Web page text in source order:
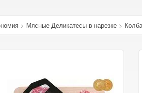
> Мясные Деликатесы в нарезке>